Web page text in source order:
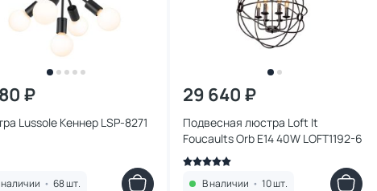
₽
Lussole Кеннер LSP-8271
• 68 шт.
29 640 ₽
Подвесная люстра Loft It
Foucaults Orb E14 40W LOFT1192-6
В наличии • 10 шт.